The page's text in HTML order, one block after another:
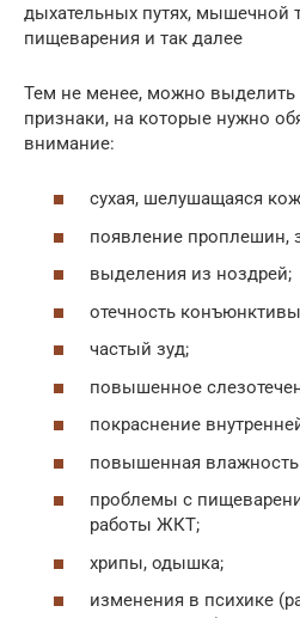
дыхательных путях, мышечной
пищеварения и так далее
Тем не менее, можно
признаки, на которые нужно
внимание:
сухая, шелушащаяся
появление проплешин,
выделения из ноздрей;
отечность
частый зуд;
повышенное
покраснение
повышенная
проблемы с
работы ЖКТ;
хрипы, одышка;
изменения в психике